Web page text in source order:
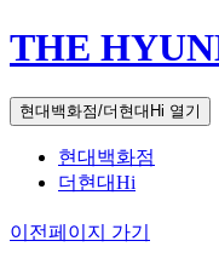
THE
현대백화점/더현대Hi 열기
현대백화점
더현대Hi
이전페이지 가기